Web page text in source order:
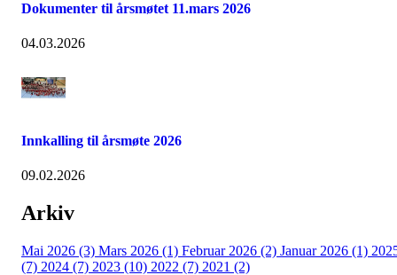
Dokumenter til årsmøtet 11.mars 2026
04.03.2026
Innkalling til årsmøte 2026
09.02.2026
Arkiv
Mai 2026 (3) Mars 2026 (1) Februar 2026 (2) Januar 2026 (1)
(7) 2024 (7) 2023 (10) 2022 (7) 2021 (2)